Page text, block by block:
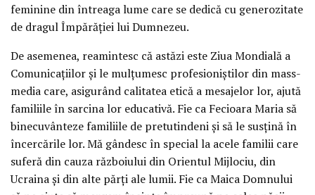
feminine din întreaga lume care se dedică cu generozitate
de dragul Împărăției lui Dumnezeu.
De asemenea, reamintesc că astăzi este Ziua Mondială a
Comunicațiilor și le mulțumesc profesioniștilor din mass-
media care, asigurând calitatea etică a mesajelor lor, ajută
familiile în sarcina lor educativă. Fie ca Fecioara Maria să
binecuvânteze familiile de pretutindeni și să le susțină în
încercările lor. Mă gândesc în special la acele familii care
suferă din cauza războiului din Orientul Mijlociu, din
Ucraina și din alte părți ale lumii. Fie ca Maica Domnului